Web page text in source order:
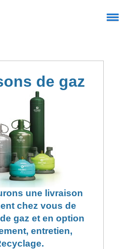
de gaz
une livraison
chez vous de
gaz et en option
entretien,